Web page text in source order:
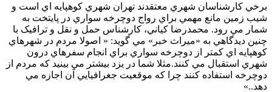
برخي کارشناسان شهري معتقدند تهران شهري کوهپايه اي است و
شيب زمين مانع مهمي براي رواج دوچرخه سواري در پايتخت به
شمار مي رود. محمدرضا کياني، کارشناس حمل و نقل و ترافيک با
چنين ديدگاهي به «ميراث خبر» مي گويد: « اصولا مردم در شهرهاي
کوهپايه اي کمتر از دوچرخه سواري براي انجام سفرهاي درون
شهري استقبال مي کنند.مثلا شما در يزد بيشتر مي بينيد که مردم از
دوچرخه استفاده کنند چرا که موقعيت جغرافيايي آن اجازه مي
دهد..»